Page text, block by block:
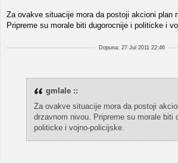
Za ovakve situacije mora da postoji akcioni plan
Pripreme su morale biti dugorocnije i politicke i
Dopuna: 27 Jul 2011 22:46
gmlale ::
Za ovakve situacije mora da postoji
drzavnom nivou. Pripreme su morale biti
politicke i vojno-policijske.